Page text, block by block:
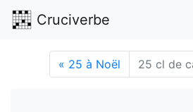
Cruciverbe
« 25 à Noël 25 cl de